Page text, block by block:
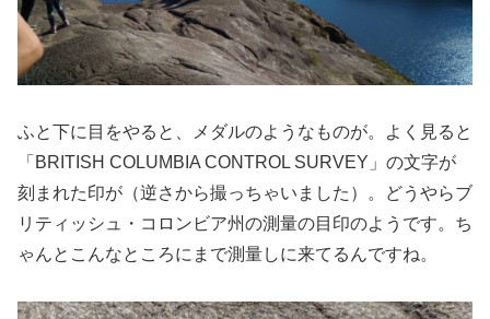
ふと下に目をやると、メダルのようなものが。よく見ると
「BRITISH COLUMBIA CONTROL SURVEY」の文字が
刻まれた印が（逆さから撮っちゃいました）。どうやらブ
リティッシュ・コロンビア州の測量の目印のようです。ち
ゃんとこんなところにまで測量しに来てるんですね。